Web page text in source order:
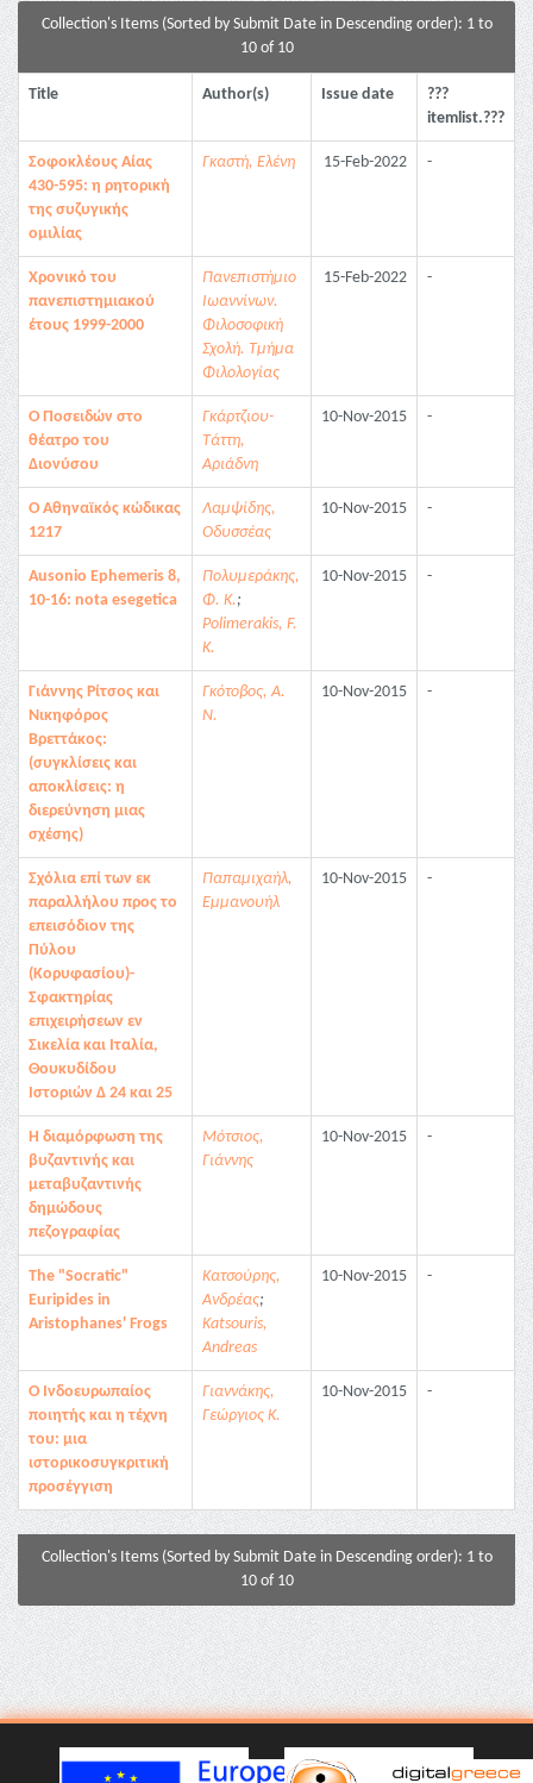
Collection's Items (Sorted by Submit Date in Descending order): 1 to
10 of 10
Title Author(s) Issue date
???
itemlist.???
Σοφοκλέους Αίας
430-595: η ρητορική
της συζυγικής
ομιλίας
Γκαστή, Ελένη 15-Feb-2022 -
Χρονικό του
πανεπιστημιακού
έτους 1999-2000
Πανεπιστήμιο
Ιωαννίνων.
Φιλοσοφική
Σχολή. Τμήμα
Φιλολογίας
15-Feb-2022 -
Ο Ποσειδών στο
θέατρο του
Διονύσου
Γκάρτζιου-
Τάττη,
Αριάδνη
10-Nov-2015 -
Ο Αθηναϊκός κώδικας
1217
Λαμψίδης,
Οδυσσέας
10-Nov-2015 -
Ausonio Ephemeris 8,
10-16: nota esegetica
Πολυμεράκης,
Φ. Κ.;
Polimerakis, F.
Κ.
10-Nov-2015 -
Γιάννης Ρίτσος και
Νικηφόρος
Βρεττάκος:
(συγκλίσεις και
αποκλίσεις: η
διερεύνηση μιας
σχέσης)
Γκότοβος, A.
Ν.
10-Nov-2015 -
Σχόλια επί των εκ
παραλλήλου προς το
επεισόδιον της
Πύλου
(Κορυφασίου)-
Σφακτηρίας
επιχειρήσεων εν
Σικελία και Ιταλία,
Θουκυδίδου
Ιστοριών Δ 24 και 25
Παπαμιχαήλ,
Εμμανουήλ
10-Nov-2015 -
Η διαμόρφωση της
βυζαντινής και
μεταβυζαντινής
δημώδους
πεζογραφίας
Μότσιος,
Γιάννης
10-Nov-2015 -
The "Socratic"
Euripides in
Aristophanes' Frogs
Κατσούρης,
Ανδρέας;
Katsouris,
Andreas
10-Nov-2015 -
Ο Ινδοευρωπαίος
ποιητής και η τέχνη
του: μια
ιστορικοσυγκριτική
προσέγγιση
Γιαννάκης,
Γεώργιος Κ.
10-Nov-2015 -
Collection's Items (Sorted by Submit Date in Descending order): 1 to
10 of 10